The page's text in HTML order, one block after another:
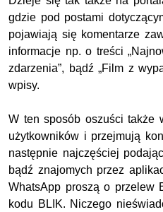
gdzie pod postami
pojawiają się komentarze
informacje np. o treści
zdarzenia”, bądź „Film z
wpisy.
W ten sposób oszuści także
użytkowników i przejmują
następnie najczęściej
bądź znajomych przez
WhatsApp proszą o przelew
kodu BLIK. Niczego